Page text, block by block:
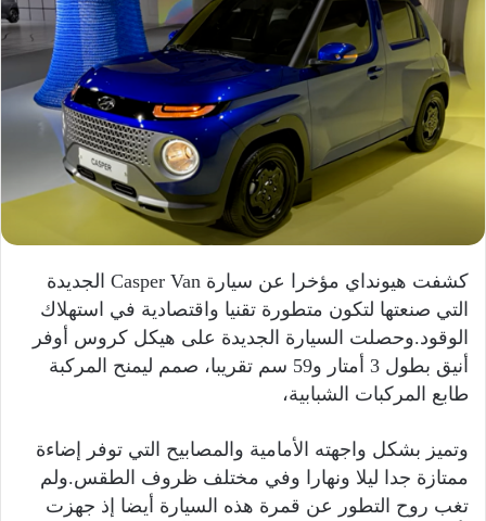
ر
ي
إ
ك
ن
ي
كشفت هيونداي مؤخرا عن سيارة Casper Van الجديدة
التي صنعتها لتكون متطورة تقنيا واقتصادية في استهلاك
الوقود.وحصلت السيارة الجديدة على هيكل كروس أوفر
أنيق بطول 3 أمتار و59 سم تقريبا، صمم ليمنح المركبة
طابع المركبات الشبابية،
وتميز بشكل واجهته الأمامية والمصابيح التي توفر إضاءة
ممتازة جدا ليلا ونهارا وفي مختلف ظروف الطقس.ولم
تغب روح التطور عن قمرة هذه السيارة أيضا إذ جهزت